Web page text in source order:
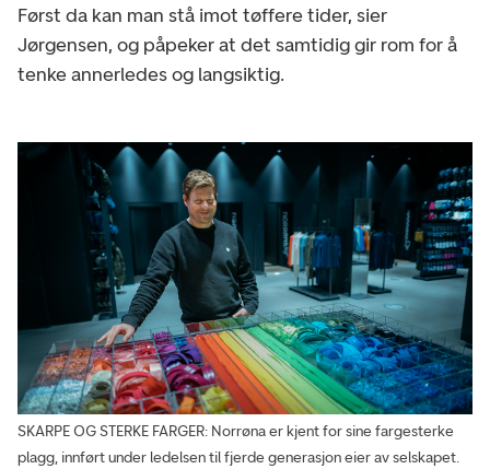
Først da kan man stå imot tøffere tider, sier
Jørgensen, og påpeker at det samtidig gir rom for å
tenke annerledes og langsiktig.
SKARPE OG STERKE FARGER: Norrøna er kjent for sine fargesterke
plagg, innført under ledelsen til fjerde generasjon eier av selskapet.